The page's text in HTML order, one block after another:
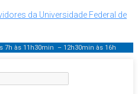
da Universidade Federal de
7h às 11h30min – 12h30min às 16h